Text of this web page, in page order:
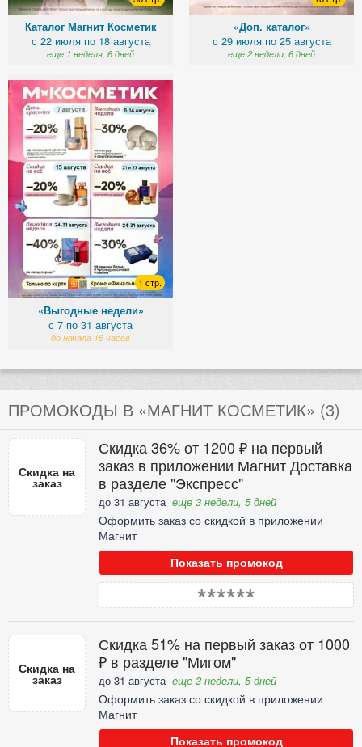
Каталог Магнит Косметик
с 22 июля по 18 августа
еще 1 неделя, 6 дней
«Доп. каталог»
с 29 июля по 25 августа
еще 2 недели, 6 дней
1 стр.
«Выгодные недели»
с 7 по 31 августа
до начала 16 часов
ПРОМОКОДЫ В «МАГНИТ КОСМЕТИК» (3)
Скидка на
заказ
Скидка 36% от 1200 ₽ на первый
заказ в приложении Магнит Доставка
в разделе "Экспресс"
до 31 августа еще 3 недели, 5 дней
Оформить заказ со скидкой в приложении
Магнит
Показать промокод
******
Скидка на
заказ
Скидка 51% на первый заказ от 1000
₽ в разделе "Мигом"
до 31 августа еще 3 недели, 5 дней
Оформить заказ со скидкой в приложении
Магнит
Показать промокод